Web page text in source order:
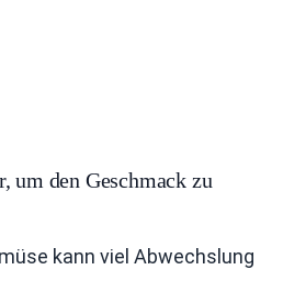
um den Geschmack zu
kann viel Abwechslung